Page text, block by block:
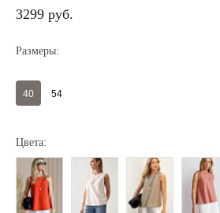
3299 руб.
Размеры:
40 54
Цвета: